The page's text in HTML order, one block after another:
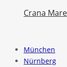
Crana
München
Nürnberg